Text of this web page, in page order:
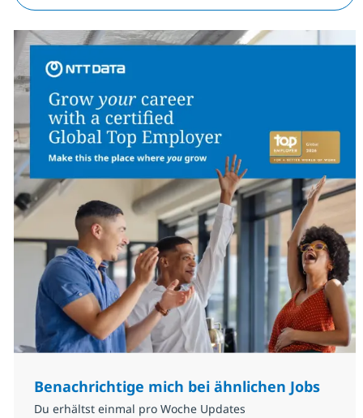
Benachrichtige mich bei ähnlichen Jobs
Du erhältst einmal pro Woche Updates